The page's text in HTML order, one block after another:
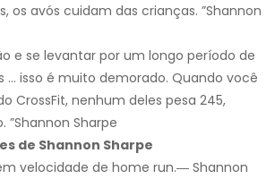
os avós cuidam das crianças. ”Shannon
e se levantar por um longo período de
... isso é muito demorado. Quando você
CrossFit, nenhum deles pesa 245,
”Shannon Sharpe
de Shannon Sharpe
velocidade de home run.― Shannon